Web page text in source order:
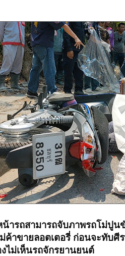
น้ารถสามารถจับภาพรถโม่ปูน
ค้าขายลอตเตอรี่ ก่อนจะทับศี
ไม่เห็นรถจักรยานยนต์